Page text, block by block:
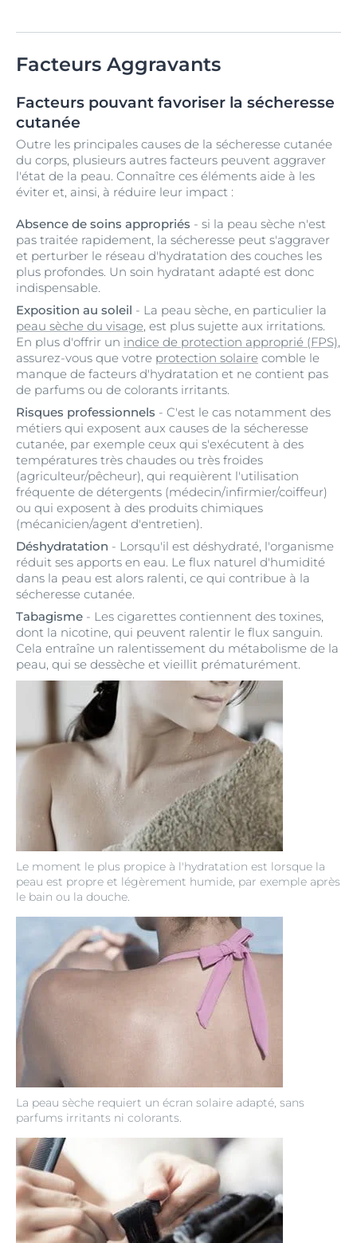
Facteurs Aggravants
Facteurs pouvant favoriser la sécheresse
cutanée
Outre les principales causes de la sécheresse cutanée
du corps, plusieurs autres facteurs peuvent aggraver
l'état de la peau. Connaître ces éléments aide à les
éviter et, ainsi, à réduire leur impact :
Le moment le plus propice à l'hydratation est lorsque la
peau est propre et légèrement humide, par exemple après
le bain ou la douche.
La peau sèche requiert un écran solaire adapté, sans
parfums irritants ni colorants.
Absence de soins appropriés - si la peau sèche n'est
pas traitée rapidement, la sécheresse peut s'aggraver
et perturber le réseau d'hydratation des couches les
plus profondes. Un soin hydratant adapté est donc
indispensable.
Exposition au soleil - La peau sèche, en particulier la
peau sèche du visage, est plus sujette aux irritations.
En plus d'offrir un indice de protection approprié (FPS),
assurez-vous que votre protection solaire comble le
manque de facteurs d'hydratation et ne contient pas
de parfums ou de colorants irritants.
Risques professionnels - C'est le cas notamment des
métiers qui exposent aux causes de la sécheresse
cutanée, par exemple ceux qui s'exécutent à des
températures très chaudes ou très froides
(agriculteur/pêcheur), qui requièrent l'utilisation
fréquente de détergents (médecin/infirmier/coiffeur)
ou qui exposent à des produits chimiques
(mécanicien/agent d'entretien).
Déshydratation - Lorsqu'il est déshydraté, l'organisme
réduit ses apports en eau. Le flux naturel d'humidité
dans la peau est alors ralenti, ce qui contribue à la
sécheresse cutanée.
Tabagisme - Les cigarettes contiennent des toxines,
dont la nicotine, qui peuvent ralentir le flux sanguin.
Cela entraîne un ralentissement du métabolisme de la
peau, qui se dessèche et vieillit prématurément.